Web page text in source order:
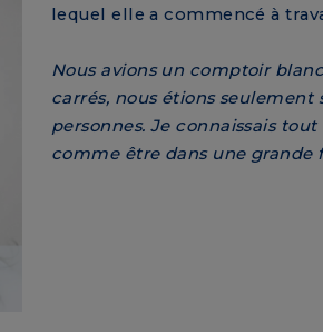
lequel elle a commencé à
Nous avions un comptoir
carrés, nous étions seulement
personnes. Je connaissais
comme être dans une grande